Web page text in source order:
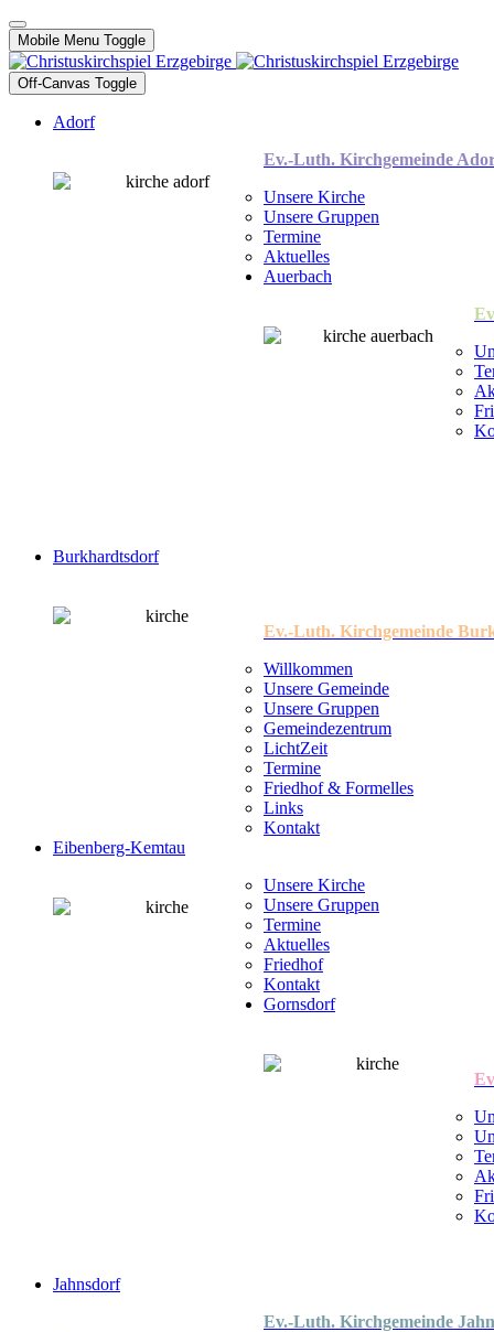
Mobile Menu Toggle
Off-Canvas Toggle
Adorf
Ev.-Luth. Kirchgemeinde
Unsere Kirche
Unsere Gruppen
Termine
Aktuelles
Auerbach
Burkhardtsdorf
Ev.-Luth. Kirchgemeinde
Willkommen
Unsere Gemeinde
Unsere Gruppen
Gemeindezentrum
LichtZeit
Termine
Friedhof & Formelles
Links
Kontakt
Eibenberg-Kemtau
Unsere Kirche
Unsere Gruppen
Termine
Aktuelles
Friedhof
Kontakt
Gornsdorf
Jahnsdorf
Ev.-Luth. Kirchgemeinde